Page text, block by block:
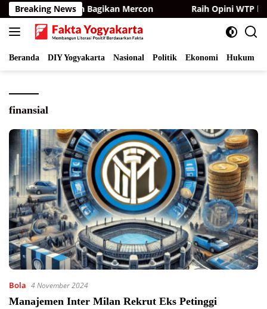
Langsung
ke
konten
Breaking News
Kamera dan Bagikan Mercon Raih Opini WTP ke-
Beranda DIY Yogyakarta Nasional Politik Ekonomi Hukum
finansial
Bola 4 November 2024
Manajemen Inter Milan Rekrut Eks Petinggi